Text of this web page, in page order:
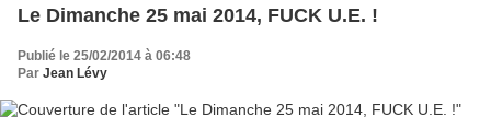
Le Dimanche 25 mai 2014, FUCK U.E. !
Publié le 25/02/2014 à 06:48
Par Jean Lévy